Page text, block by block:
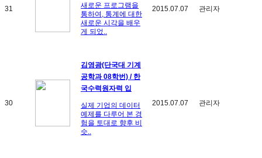
31
새로운 프로그램을
통하여, 통계에 대한
새로운 시각을 배우
게 되었..
2015.07.07 관리자
30
김영광(단국대 기계
공학과 08학번) / 한
국수력원자력 입
실제 기업의 데이터
예제를 다루어 본 경
험을 토대로 향후 비
슷..
2015.07.07 관리자